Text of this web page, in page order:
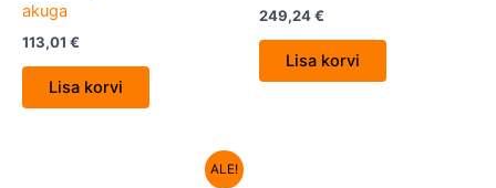
akuga
113,01 €
Lisa korvi
249,24€
Lisa korvi
ALE!
Current